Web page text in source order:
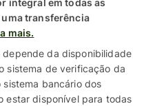
integral em todas as
transferência
mais.
da disponibilidade
sistema de verificação da
bancário dos
estar disponível para todas